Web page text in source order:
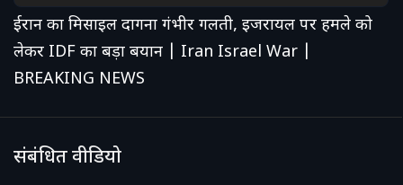
ईरान का मिसाइल दागना गंभीर गलती, इजरायल पर हमले को
लेकर IDF का बड़ा बयान | Iran Israel War |
BREAKING NEWS
संबंधित वीडियो